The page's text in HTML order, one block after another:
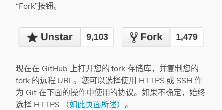
“Fork”按钮。
现在在 GitHub 上打开您的 fork 存储库，并复制您的
fork 的远程 URL。您可以选择使用 HTTPS 或 SSH 作
为 Git 在下面的操作中使用的协议。如果不确定，始终
选择 HTTPS
（如此页面所述） 。